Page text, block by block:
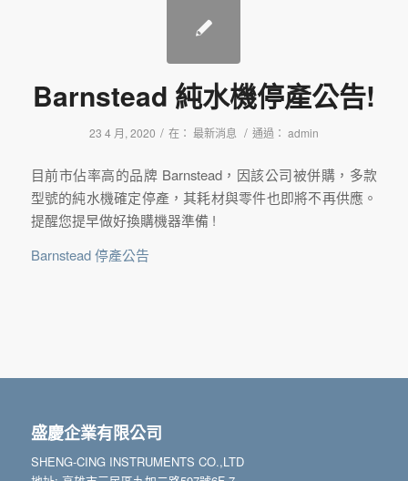
Barnstead 純水機停產公告!
23 4 月, 2020 / 在： 最新消息 / 通過： admin
目前市佔率高的品牌 Barnstead，因該公司被併購，多款
型號的純水機確定停產，其耗材與零件也即將不再供應。
提醒您提早做好換購機器準備 !
Barnstead 停產公告
盛慶企業有限公司
SHENG-CING INSTRUMENTS CO.,LTD